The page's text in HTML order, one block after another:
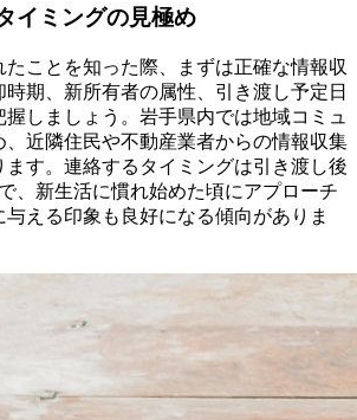
イミングの見極め
たことを知った際、まずは正確な情報収
期、新所有者の属性、引き渡し予定日
しましょう。岩手県内では地域コミュ
、近隣住民や不動産業者からの情報収集
ます。連絡するタイミングは引き渡し後
、新生活に慣れ始めた頃にアプローチ
える印象も良好になる傾向がありま